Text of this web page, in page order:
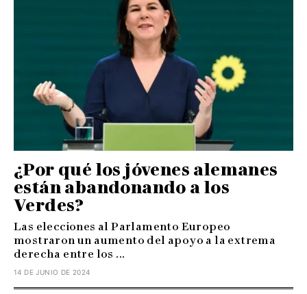
¿Por qué los jóvenes alemanes
están abandonando a los
Verdes?
Las elecciones al Parlamento Europeo
mostraron un aumento del apoyo a la extrema
derecha entre los ...
14 DE JUNIO DE 2024